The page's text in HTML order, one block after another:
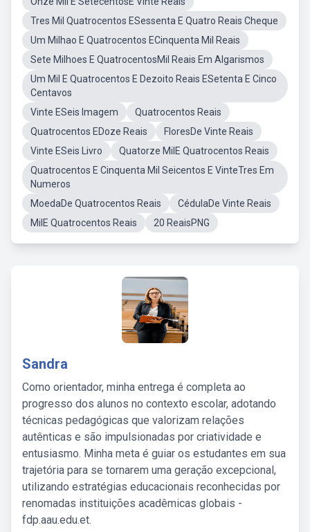
Tres Mil Quatrocentos ESessenta E Quatro Reais Cheque
Um Milhao E Quatrocentos ECinquenta Mil Reais
Sete Milhoes E QuatrocentosMil Reais Em Algarismos
Um Mil E Quatrocentos E Dezoito Reais ESetenta E Cinco
Centavos
Vinte ESeis Imagem
Quatrocentos Reais
Quatrocentos EDoze Reais
FloresDe Vinte Reais
Vinte ESeis Livro
Quatorze MilE Quatrocentos Reais
Quatrocentos E Cinquenta Mil Seicentos E VinteTres Em
Numeros
MoedaDe Quatrocentos Reais
CédulaDe Vinte Reais
MilE Quatrocentos Reais
20 ReaisPNG
Sandra
Como orientador, minha entrega é completa ao
progresso dos alunos no contexto escolar, adotando
técnicas pedagógicas que valorizam relações
autênticas e são impulsionadas por criatividade e
entusiasmo. Minha meta é guiar os estudantes em sua
trajetória para se tornarem uma geração excepcional,
utilizando estratégias educacionais reconhecidas por
renomadas instituições acadêmicas globais -
fdp.aau.edu.et.